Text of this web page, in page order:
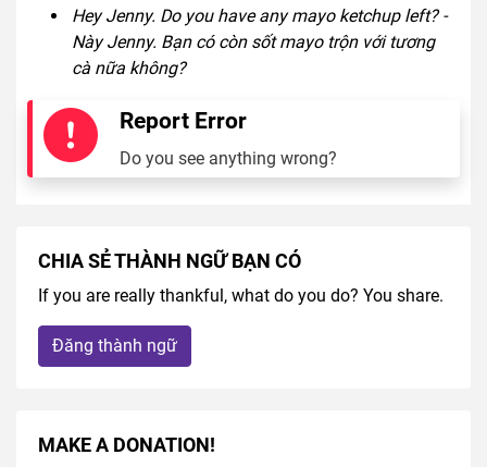
Hey Jenny. Do you have any mayo ketchup left? -
Này Jenny. Bạn có còn sốt mayo trộn với tương
cà nữa không?
Report Error
Do you see anything wrong?
CHIA SẺ THÀNH NGỮ BẠN CÓ
If you are really thankful, what do you do? You share.
Đăng thành ngữ
MAKE A DONATION!